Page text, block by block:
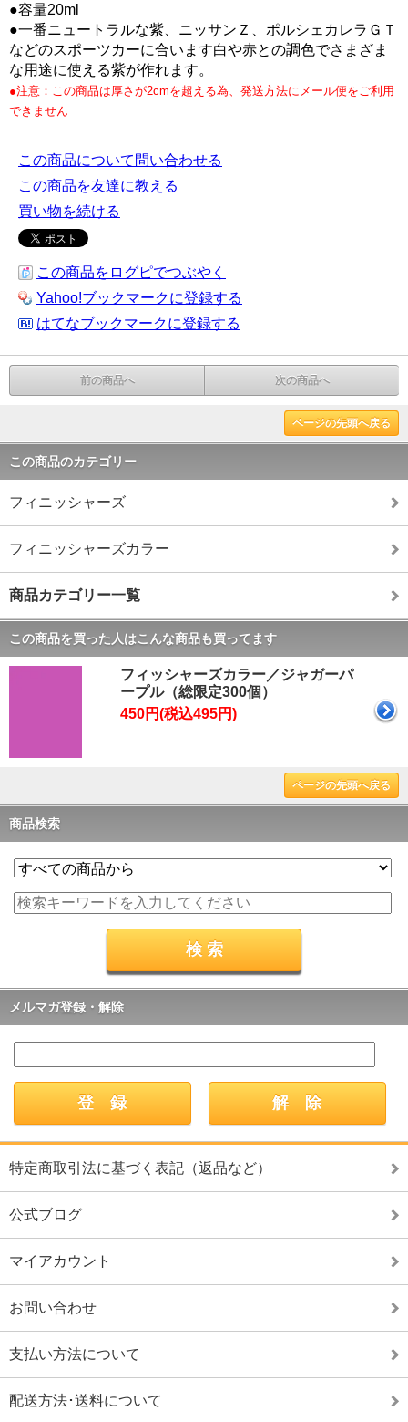
●容量20ml
●一番ニュートラルな紫、ニッサンＺ、ポルシェカレラＧＴ
などのスポーツカーに合います白や赤との調色でさまざま
な用途に使える紫が作れます。
●注意：この商品は厚さが2cmを超える為、発送方法にメール便をご利用
できません
この商品について問い合わせる
この商品を友達に教える
買い物を続ける
この商品をログピでつぶやく
Yahoo!ブックマークに登録する
はてなブックマークに登録する
前の商品へ 次の商品へ
ページの先頭へ戻る
この商品のカテゴリー
フィニッシャーズ
フィニッシャーズカラー
商品カテゴリー一覧
この商品を買った人はこんな商品も買ってます
フィッシャーズカラー／ジャガーパ
ープル（総限定300個）
450円(税込495円)
ページの先頭へ戻る
商品検索
メルマガ登録・解除
特定商取引法に基づく表記（返品など）
公式ブログ
マイアカウント
お問い合わせ
支払い方法について
配送方法･送料について